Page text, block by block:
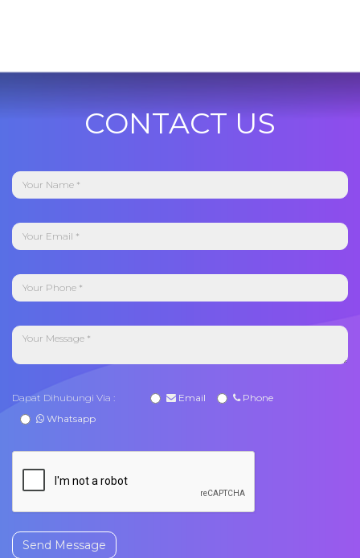
CONTACT US
Dapat Dihubungi Via : Email
Phone
Whatsapp
Send Message